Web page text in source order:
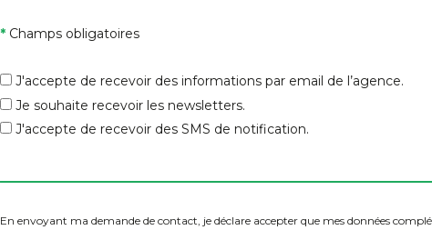
* Champs obligatoires
J'accepte de recevoir des informations par email de l’agence.
Je souhaite recevoir les newsletters.
J'accepte de recevoir des SMS de notification.
En envoyant ma demande de contact, je déclare accepter que mes données